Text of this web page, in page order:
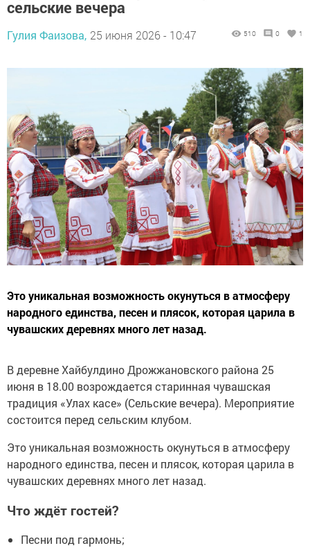
сельские вечера
Гулия Фаизова, 25 июня 2026 - 10:47 510 0 1
Это уникальная возможность окунуться в атмосферу
народного единства, песен и плясок, которая царила в
чувашских деревнях много лет назад.
В деревне Хайбулдино Дрожжановского района 25
июня в 18.00 возрождается старинная чувашская
традиция «Улах касе» (Сельские вечера). Мероприятие
состоится перед сельским клубом.
Это уникальная возможность окунуться в атмосферу
народного единства, песен и плясок, которая царила в
чувашских деревнях много лет назад.
Что ждёт гостей?
Песни под гармонь;